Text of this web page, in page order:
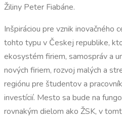
Žiliny Peter Fiabáne.
Inšpiráciou pre vznik inovačného
tohto typu v Českej republike,
ekosystém firiem, samospráv a
nových firiem, rozvoj malých a
regiónu pre študentov a
investícií. Mesto sa bude na
rovnakým dielom ako ŽSK, v